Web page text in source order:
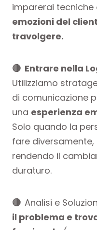
imparerai tecniche
emozioni del
travolgere.
🔴 Entrare nella
Utilizziamo
di comunicazione
una esperienza
Solo quando la
fare
rendendo il
duraturo.
🔴 Analisi e
il problema e